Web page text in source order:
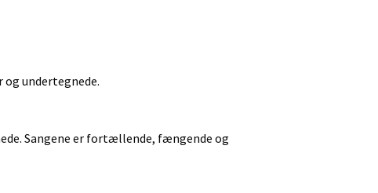
og undertegnede.
Sangene er fortællende, fængende og